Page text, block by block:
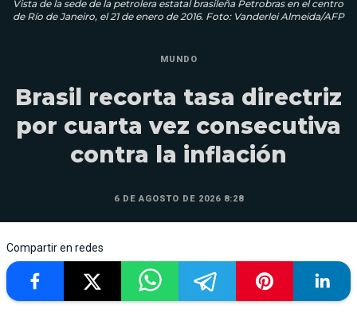
Vista de la sede de la petrolera estatal brasileña Petrobras en el centro
de Río de Janeiro, el 21 de enero de 2016. Foto: Vanderlei Almeida/AFP
MUNDO
Brasil recorta tasa directriz
por cuarta vez consecutiva
contra la inflación
6 DE AGOSTO DE 2026 8:28
Compartir en redes